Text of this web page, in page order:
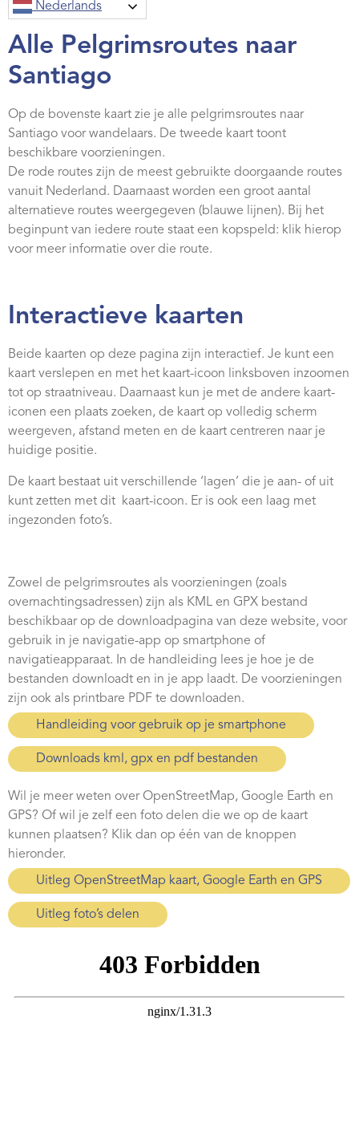
Nederlands
Alle Pelgrimsroutes naar
Santiago
Op de bovenste kaart zie je alle pelgrimsroutes naar
Santiago voor wandelaars. De tweede kaart toont
beschikbare voorzieningen.
De rode routes zijn de meest gebruikte doorgaande routes
vanuit Nederland. Daarnaast worden een groot aantal
alternatieve routes weergegeven (blauwe lijnen). Bij het
beginpunt van iedere route staat een kopspeld: klik hierop
voor meer informatie over die route.
Interactieve kaarten
Beide kaarten op deze pagina zijn interactief. Je kunt een
kaart verslepen en met het kaart-icoon linksboven inzoomen
tot op straatniveau. Daarnaast kun je met de andere kaart-
iconen een plaats zoeken, de kaart op volledig scherm
weergeven, afstand meten en de kaart centreren naar je
huidige positie.
De kaart bestaat uit verschillende ‘lagen’ die je aan- of uit
kunt zetten met dit
kaart-icoon. Er is ook een laag met
ingezonden foto’s.
Zowel de pelgrimsroutes als voorzieningen (zoals
overnachtingsadressen) zijn als KML en GPX bestand
beschikbaar op de downloadpagina van deze website, voor
gebruik in je navigatie-app op smartphone of
navigatieapparaat. In de handleiding lees je hoe je de
bestanden downloadt en in je app laadt. De voorzieningen
zijn ook als printbare PDF te downloaden.
Handleiding voor gebruik op je smartphone
Downloads kml, gpx en pdf bestanden
Wil je meer weten over OpenStreetMap, Google Earth en
GPS? Of wil je zelf een foto delen die we op de kaart
kunnen plaatsen? Klik dan op één van de knoppen
hieronder.
Uitleg OpenStreetMap kaart, Google Earth en GPS
Uitleg foto’s delen